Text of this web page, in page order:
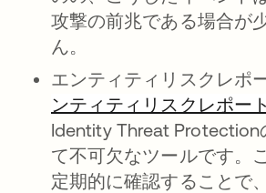
攻撃の前兆である場合が
ん。
エンティティリスクレポ
ンティティリスクレポート
Identity Threat Protection
て不可欠なツールです。
定期的に確認することで